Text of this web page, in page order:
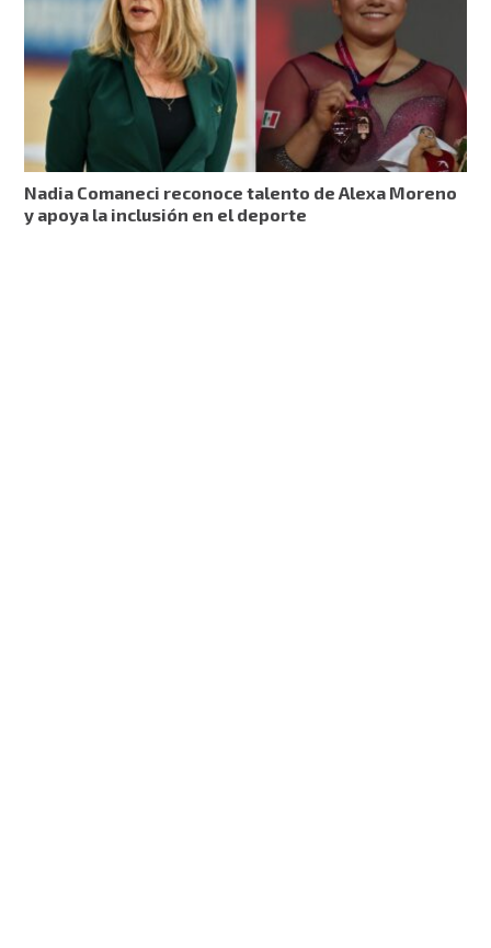
Nadia Comaneci reconoce talento de Alexa Moreno
y apoya la inclusión en el deporte